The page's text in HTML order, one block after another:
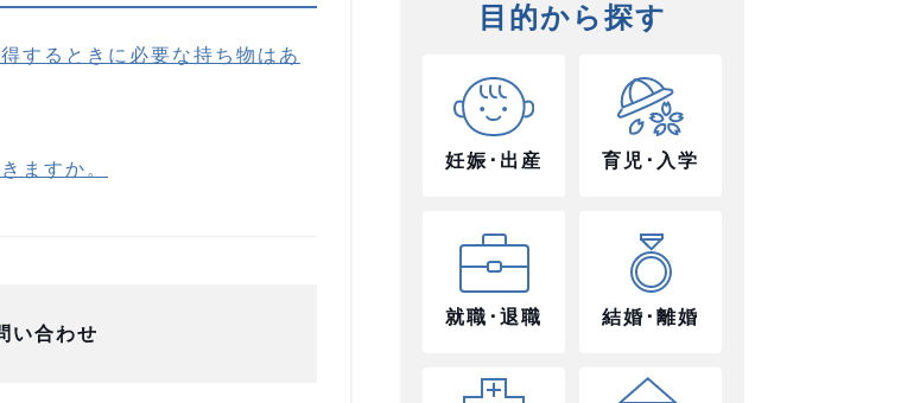
するときに必要な持ち物はあ
ますか。
い合わせ
目的から探す
妊娠･出産 育児･入学
就職･退職 結婚･離婚